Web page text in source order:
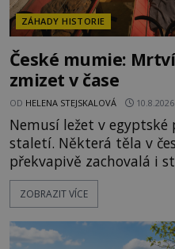
ZÁHADY HISTORIE
České mumie:
zmizet v čase
OD HELENA STEJSKALOVÁ 10.8.2026
Nemusí ležet v
staletí. Některá těla v
překvapivě zachovalá i
přitom o žádné tajemné
magii. O jejich osud se
Jenže jakmile se v
ZOBRAZIT VÍCE